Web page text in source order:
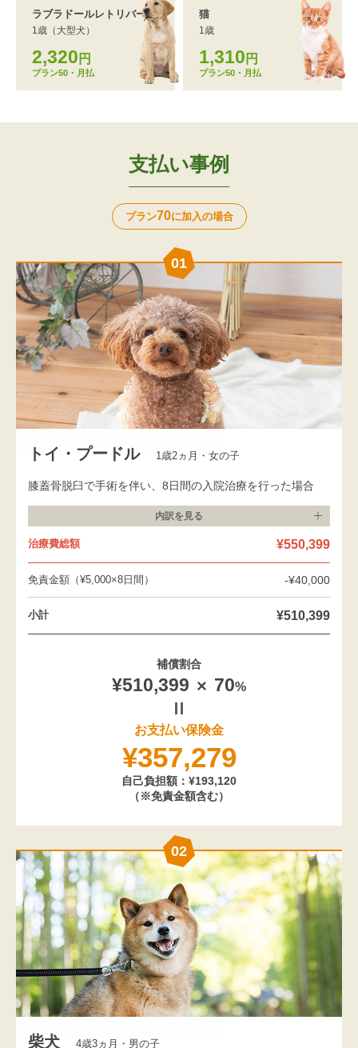
ラブラドールレトリバー
1歳（大型犬）
2,320 円
プラン50・月払
猫
1歳
1,310 円
プラン50・月払
支払い事例
プラン70に加入の場合
01
トイ・プードル 1歳2ヵ月・女の子
膝蓋骨脱臼で手術を伴い、8日間の入院治療を行った場合
内訳を 見る
治療費総額 ¥550,399
免責金額（¥5,000×8日間） -¥40,000
小計 ¥510,399
補償割合
¥510,399 70%
お支払い保険金
¥357,279
自己負担額：¥193,120
（※免責金額含む）
02
柴犬 4歳3ヵ月・男の子